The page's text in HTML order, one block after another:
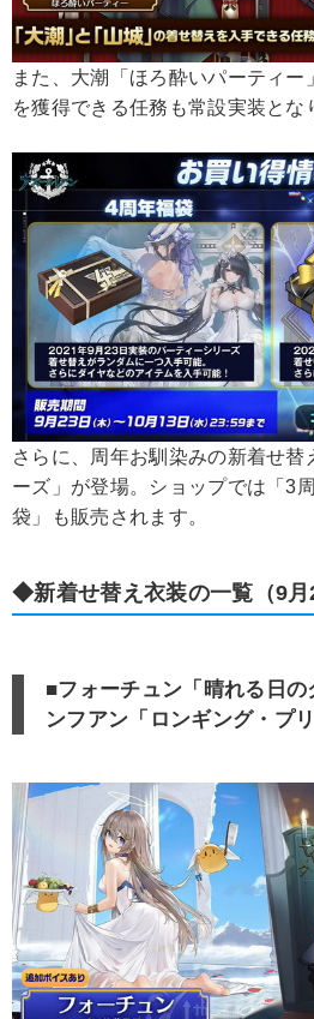
また、大潮「ほろ酔いパーティー
を獲得できる任務も常設実装とな
さらに、周年お馴染みの新着せ替
ーズ」が登場。ショップでは「3
袋」も販売されます。
◆新着せ替え衣装の一覧（9月
■フォーチュン「晴れる日
ンフアン「ロンギング・プリ